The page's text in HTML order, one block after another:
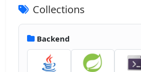
.25.542.59.59 0 0 1-
53.483a.8.8 0 0 1-
4.917 4.917 20-20a4.5 4.5
3.625 1.625-9.458 6.583-19
<path fill="#fff" d="m51.823
5.875 21.083-20.834c5.667
Collections
Backend